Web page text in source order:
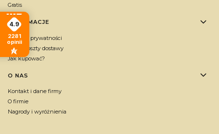
Gratis
INFORMACJE
Polityka prywatności
Czas i koszty dostawy
Jak kupować?
O NAS
Kontakt i dane firmy
O firmie
Nagrody i wyróżnienia
4.9
2281
opinii